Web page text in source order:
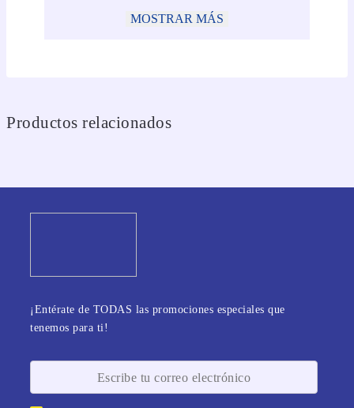
MOSTRAR MÁS
Productos relacionados
¡Entérate de TODAS las promociones especiales que
tenemos para ti!